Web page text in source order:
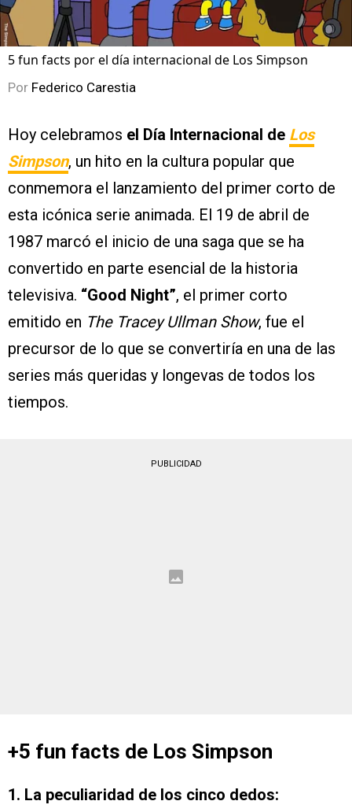
5 fun facts por el día internacional de Los Simpson
Por Federico Carestia
Hoy celebramos el Día Internacional de Los
Simpson, un hito en la cultura popular que
conmemora el lanzamiento del primer corto de
esta icónica serie animada. El 19 de abril de
1987 marcó el inicio de una saga que se ha
convertido en parte esencial de la historia
televisiva. “Good Night”, el primer corto
emitido en The Tracey Ullman Show, fue el
precursor de lo que se convertiría en una de las
series más queridas y longevas de todos los
tiempos.
PUBLICIDAD
+5 fun facts de Los Simpson
1. La peculiaridad de los cinco dedos: